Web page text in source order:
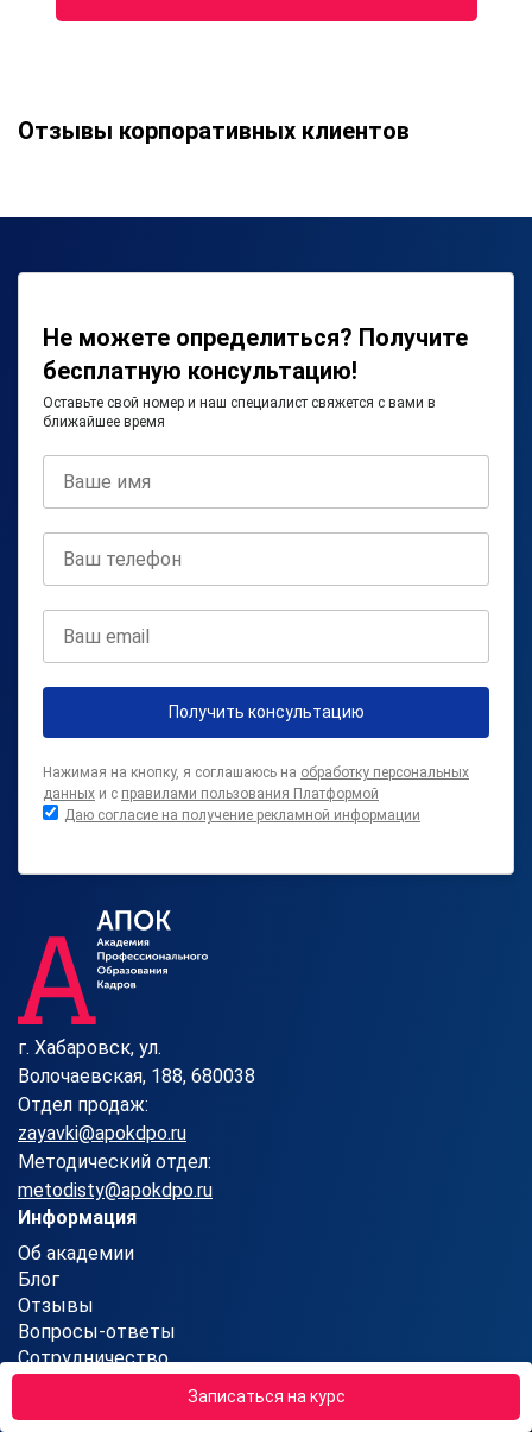
Записаться на курс
Отзывы корпоративных клиентов
Не можете определиться? Получите
бесплатную консультацию!
Оставьте свой номер и наш специалист свяжется с вами в
ближайшее время
Получить консультацию
Нажимая на кнопку, я соглашаюсь на обработку персональных
данных и с правилами пользования Платформой
Даю согласие на получение рекламной информации
г. Хабаровск, ул.
Волочаевская, 188, 680038
Отдел продаж:
zayavki@apokdpo.ru
Методический отдел:
metodisty@apokdpo.ru
Информация
Об академии
Блог
Отзывы
Вопросы-ответы
Сотрудничество